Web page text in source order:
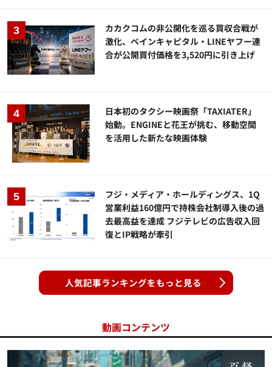
カカクコムの非公開化を巡る買収合戦が
激化、ベインキャピタル・LINEヤフー連
合が公開買付価格を3,520円に引き上げ
日本初のタクシー映画祭「TAXIATER」
始動。ENGINEと花王が挑む、移動空間
を活用した新たな映画体験
フジ・メディア・ホールディングス、1Q
営業利益160億円で持株会社制導入後の過
去最高益を達成 フジテレビの広告収入回
復とIP戦略が牽引
人気記事ランキングをもっと見る
動画コンテンツ